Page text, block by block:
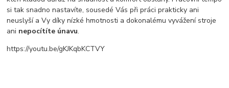
si tak snadno nastavíte, sousedé Vás při práci prakticky ani
neuslyší a Vy díky nízké hmotnosti a dokonalému vyvážení stroje
ani nepocítíte únavu.
https://youtu.be/gKJKqbKCTVY